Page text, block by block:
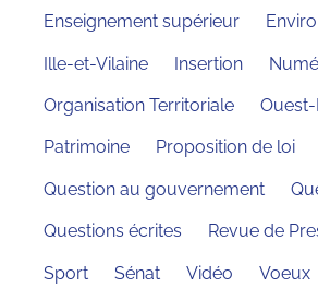
Enseignement supérieur
Ille-et-Vilaine Insertion
Organisation Territoriale
Patrimoine Proposition de loi
Question au gouvernement
Questions écrites Revue de
Sport Sénat Vidéo Voeux